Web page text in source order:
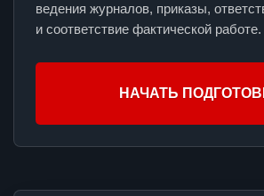
ведения журналов, приказы,
и соответствие фактической работе.
НАЧАТЬ